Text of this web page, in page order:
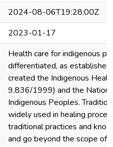
2024-08-06T19:28:00Z
2023-01-17
Health care for indigenous
differentiated, as
created the Indigenous
9,836/1999) and the
Indigenous Peoples.
widely used in healing
traditional practices and
and go beyond the scope of